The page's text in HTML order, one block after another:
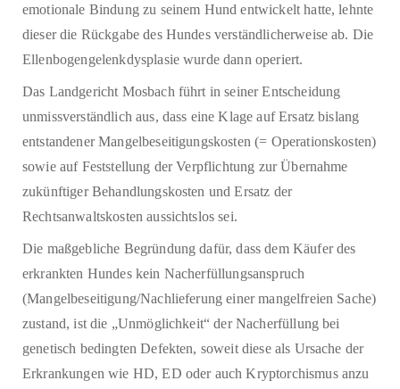
emotionale Bindung zu seinem Hund entwickelt hatte, lehnte
dieser die Rückgabe des Hundes verständlicherweise ab. Die
Ellenbogengelenkdysplasie wurde dann operiert.
Das Landgericht Mosbach führt in seiner Entscheidung
unmissverständlich aus, dass eine Klage auf Ersatz bislang
entstandener Mangelbeseitigungskosten (= Operationskosten)
sowie auf Feststellung der Verpflichtung zur Übernahme
zukünftiger Behandlungskosten und Ersatz der
Rechtsanwaltskosten aussichtslos sei.
Die maßgebliche Begründung dafür, dass dem Käufer des
erkrankten Hundes kein Nacherfüllungsanspruch
(Mangelbeseitigung/Nachlieferung einer mangelfreien Sache)
zustand, ist die „Unmöglichkeit“ der Nacherfüllung bei
genetisch bedingten Defekten, soweit diese als Ursache der
Erkrankungen wie HD, ED oder auch Kryptorchismus anzu